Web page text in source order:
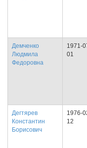
Демченко
Людмила
Федоровна
1971-
01
Дегтярев
Константин
Борисович
1976-
12